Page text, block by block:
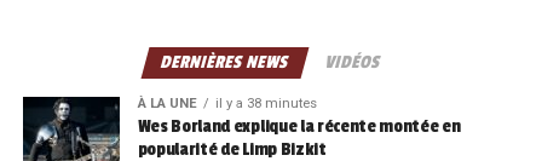
DERNIÈRES NEWS VIDÉOS
À LA UNE il y a 38 minutes
Wes Borland explique la récente montée en
popularité de Limp Bizkit